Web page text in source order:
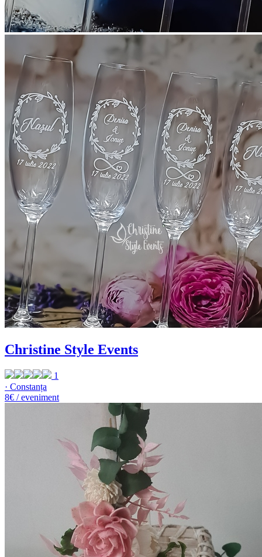
Christine Style Events
1
· Constanța
8€ / eveniment